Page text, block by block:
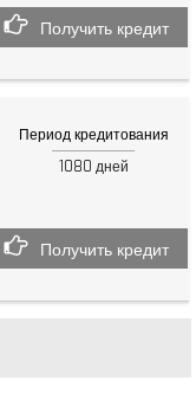
Получить кредит
Период кредитования
1080 дней
Получить кредит